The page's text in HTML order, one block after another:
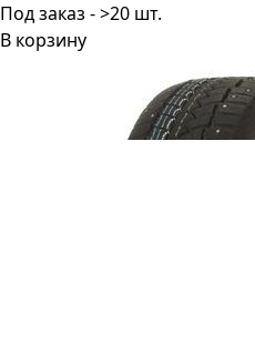
Под заказ - >20 шт.
В корзину